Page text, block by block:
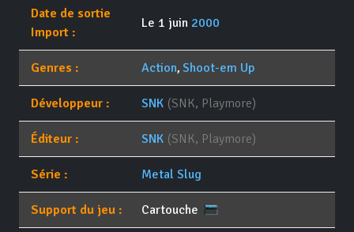
Date de sortie
Import :
Le 1 juin 2000
Genres : Action, Shoot-em Up
Développeur : SNK (SNK, Playmore)
Éditeur : SNK (SNK, Playmore)
Série : Metal Slug
Support du jeu : Cartouche